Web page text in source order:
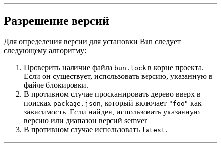
Разрешение версий
Для определения версии для установки Bun следует
следующему алгоритму:
Проверить наличие файла bun.lock в корне проекта.
Если он существует, использовать версию, указанную в
файле блокировки.
В противном случае просканировать дерево вверх в
поисках package.json, который включает "foo" как
зависимость. Если найден, использовать указанную
версию или диапазон версий semver.
В противном случае использовать latest.